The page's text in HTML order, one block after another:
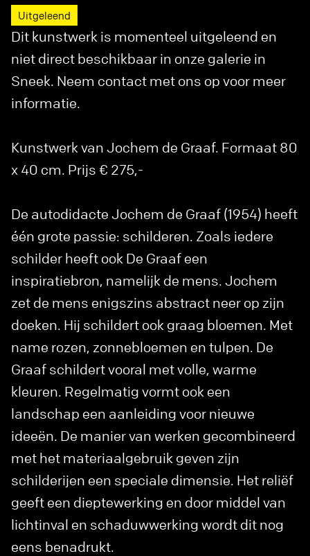
Uitgeleend
Dit kunstwerk is momenteel uitgeleend en
niet direct beschikbaar in onze galerie in
Sneek. Neem contact met ons op voor meer
informatie.
Kunstwerk van Jochem de Graaf. Formaat 80
x 40 cm. Prijs € 275,-
De autodidacte Jochem de Graaf (1954) heeft
één grote passie: schilderen. Zoals iedere
schilder heeft ook De Graaf een
inspiratiebron, namelijk de mens. Jochem
zet de mens enigszins abstract neer op zijn
doeken. Hij schildert ook graag bloemen. Met
name rozen, zonnebloemen en tulpen. De
Graaf schildert vooral met volle, warme
kleuren. Regelmatig vormt ook een
landschap een aanleiding voor nieuwe
ideeën. De manier van werken gecombineerd
met het materiaalgebruik geven zijn
schilderijen een speciale dimensie. Het reliëf
geeft een dieptewerking en door middel van
lichtinval en schaduwwerking wordt dit nog
eens benadrukt.